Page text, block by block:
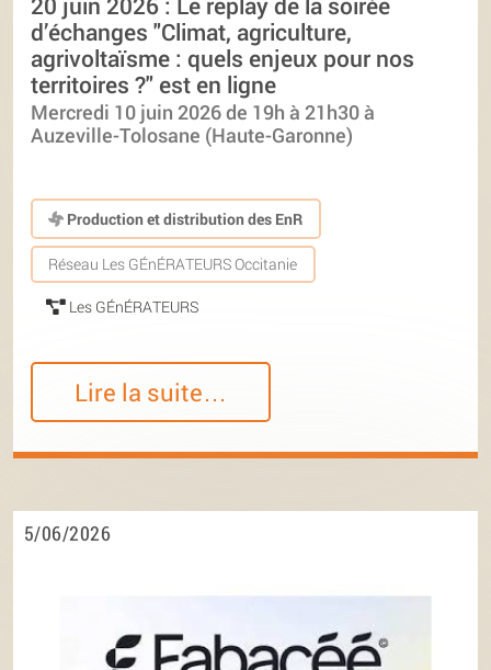
d’échanges "Climat, agriculture,
agrivoltaïsme : quels enjeux pour nos
territoires ?" est en ligne
Mercredi 10 juin 2026 de 19h à 21h30 à
Auzeville-Tolosane (Haute-Garonne)
Production et distribution des EnR
Réseau Les GÉnÉRATEURS Occitanie
Les GÉnÉRATEURS
Lire la suite…
5/06/2026